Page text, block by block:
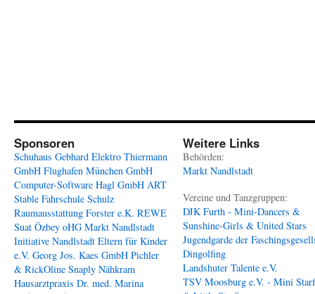
Sponsoren
Schuhaus Gebhard Elektro Thiermann
GmbH Flughafen München GmbH
Computer-Software Hagl GmbH ART
Stable Fahrschule Schulz
Raumausstattung Forster e.K. REWE
Suat Özbey oHG Markt Nandlstadt
Initiative Nandlstadt Eltern für Kinder
e.V. Georg Jos. Kaes GmbH Pichler
& RickOline Snaply Nähkram
Hausarztpraxis Dr. med. Marina
Weitere Links
Behörden:
Markt Nandlstadt
Vereine und Tanzgruppen:
DJK Furth - Mini-Dancers &
Sunshine-Girls & United Stars
Jugendgarde der
Dingolfing
Landshuter Talente e.V.
TSV Moosburg e.V. - Mini